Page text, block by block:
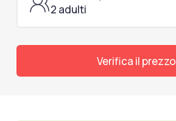
2 adulti
Verifica il prezzo